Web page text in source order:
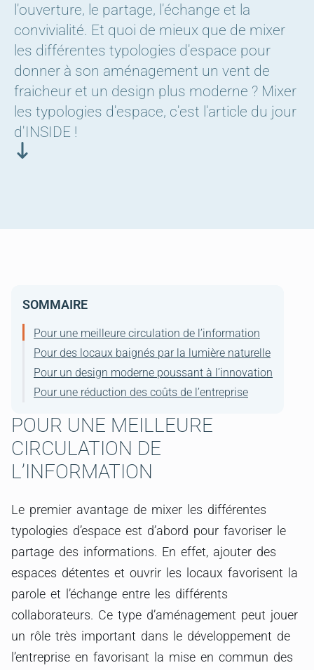
l'ouverture, le partage, l'échange et la
convivialité. Et quoi de mieux que de mixer
les différentes typologies d'espace pour
donner à son aménagement un vent de
fraicheur et un design plus moderne ? Mixer
les typologies d'espace, c'est l'article du jour
d'INSIDE !
SOMMAIRE
Pour une meilleure circulation de l’information
Pour des locaux baignés par la lumière naturelle
Pour un design moderne poussant à l’innovation
Pour une réduction des coûts de l’entreprise
POUR UNE MEILLEURE
CIRCULATION DE
L’INFORMATION
Le premier avantage de mixer les différentes
typologies d’espace est d’abord pour favoriser le
partage des informations. En effet, ajouter des
espaces détentes et ouvrir les locaux favorisent la
parole et l’échange entre les différents
collaborateurs. Ce type d’aménagement peut jouer
un rôle très important dans le développement de
l’entreprise en favorisant la mise en commun des